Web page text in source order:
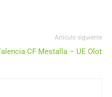
Artículo siguiente
CF Mestalla – UE Olot